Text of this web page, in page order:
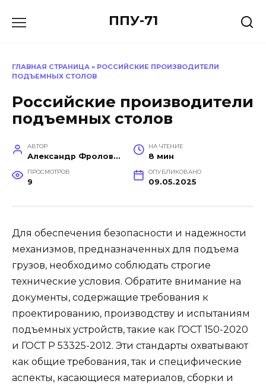
ППУ-71
ГЛАВНАЯ СТРАНИЦА » РОССИЙСКИЕ ПРОИЗВОДИТЕЛИ
ПОДЪЕМНЫХ СТОЛОВ
Российские производители
подъемных столов
АВТОР
Александр Фролов (Инженер, эксперт в построении производств)
НА ЧТЕНИЕ
8 мин
ПРОСМОТРОВ
9
ОПУБЛИКОВАНО
09.05.2025
Для обеспечения безопасности и надежности
механизмов, предназначенных для подъема
грузов, необходимо соблюдать строгие
технические условия. Обратите внимание на
документы, содержащие требования к
проектированию, производству и испытаниям
подъемных устройств, такие как ГОСТ 150-2020
и ГОСТ Р 53325-2012. Эти стандарты охватывают
как общие требования, так и специфические
аспекты, касающиеся материалов, сборки и